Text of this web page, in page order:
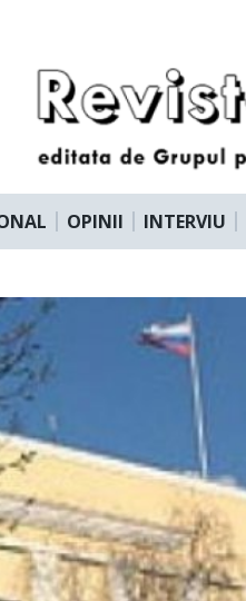
OPINII INTERVIU